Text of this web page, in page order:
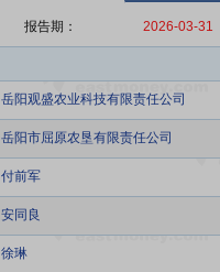
报告期： 2026-03-31
岳阳观盛农业科技有限责任公司
岳阳市屈原农垦有限责任公司
付前军
安同良
徐琳